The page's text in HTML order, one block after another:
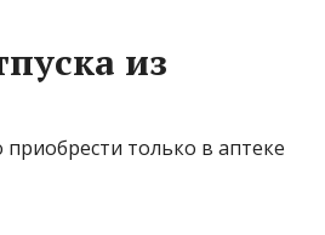
из
только в аптеке